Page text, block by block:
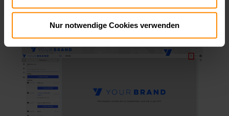
Nur notwendige Cookies verwenden
Hilfemenü sichtbar
Wenn bei diesem Element ein Haken gesetzt ist, wird
das Hilfemenü angezeigt.